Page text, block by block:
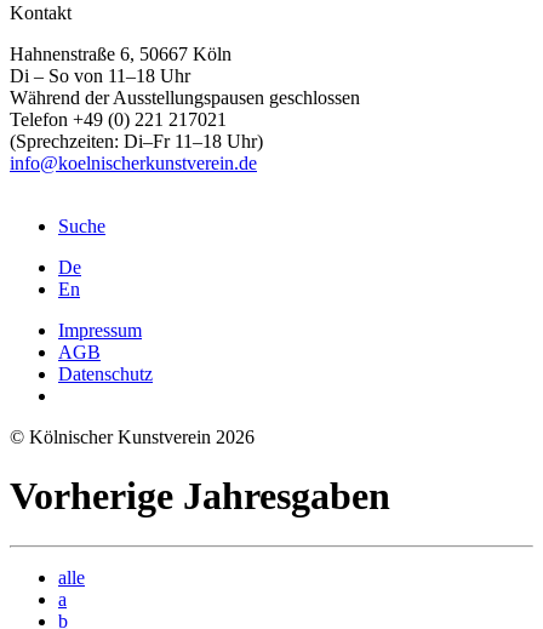
Kontakt
Hahnenstraße 6, 50667 Köln
Di – So von 11–18 Uhr
Während der Ausstellungspausen geschlossen
Telefon +49 (0) 221 217021
(Sprechzeiten: Di–Fr 11–18 Uhr)
info@koelnischerkunstverein.de
Suche
De
En
Impressum
AGB
Datenschutz
© Kölnischer Kunstverein 2026
Vorherige Jahresgaben
alle
a
b